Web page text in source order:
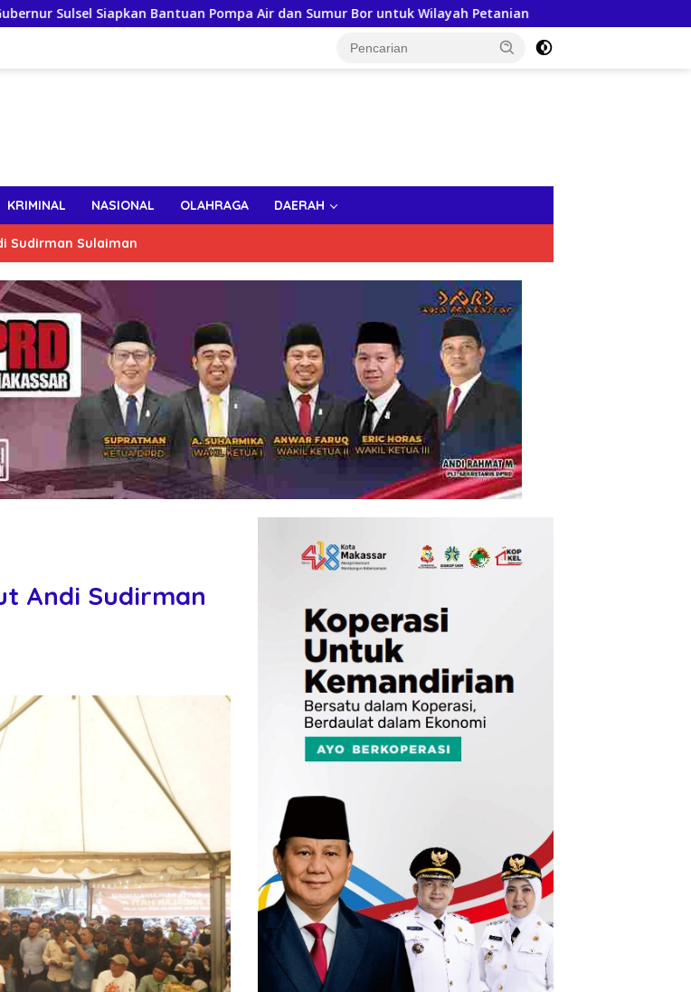
Pompa Air dan Sumur Bor untuk Wilayah Petanian Persiapan Memasuki Dunia
KRIMINAL NASIONAL OLAHRAGA DAERAH
Sudirman Sulaiman
Andi Sudirman